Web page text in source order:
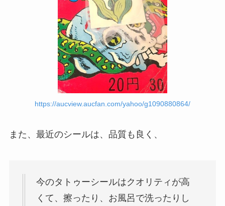
https://aucview.aucfan.com/yahoo/g1090880864/
また、最近のシールは、品質も良く、
今のタトゥーシールはクオリティが高
くて、擦ったり、お風呂で洗ったりし